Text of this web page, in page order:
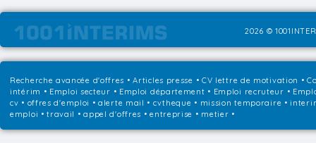
2026 ©
Recherche avancée d'offres •Articles presse • CV lettre de motivation •
intérim • Emploi secteur • Emploi département • Emploi recruteur •
cv • offres d'emploi • alerte mail • cvtheque • mission temporaire •
emploi • travail • appel d'offres • entreprise • metier •